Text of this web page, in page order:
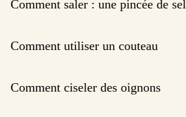
Comment saler : une pincée de sel
Comment utiliser un couteau
Comment ciseler des oignons